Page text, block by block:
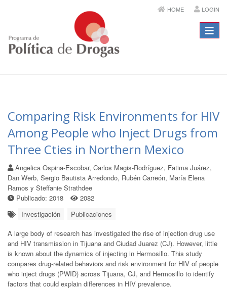
HOME LOGIN
Menú
Comparing Risk Environments for HIV
Among People who Inject Drugs from
Three Cties in Northern Mexico
Angelica Ospina-Escobar, Carlos Magis-Rodríguez, Fatima Juárez,
Dan Werb, Sergio Bautista Arredondo, Rubén Carreón, María Elena
Ramos y Steffanie Strathdee
Publicado: 2018
2082
Investigación
Publicaciones
A large body of research has investigated the rise of injection drug use
and HIV transmission in Tijuana and Ciudad Juarez (CJ). However, little
is known about the dynamics of injecting in Hermosillo. This study
compares drug-related behaviors and risk environment for HIV of people
who inject drugs (PWID) across Tijuana, CJ, and Hermosillo to identify
factors that could explain differences in HIV prevalence.